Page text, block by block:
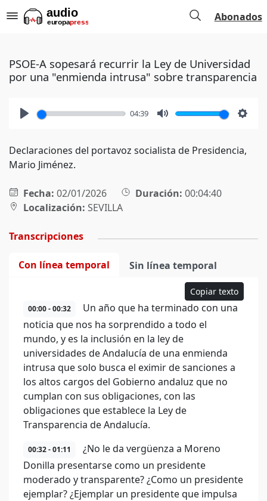
Abonados
PSOE-A sopesará recurrir la Ley de Universidad
por una "enmienda intrusa" sobre transparencia
04:39
Declaraciones del portavoz socialista de Presidencia,
Mario Jiménez.
Fecha: 02/01/2026 Duración: 00:04:40
Localización: SEVILLA
Transcripciones
Con línea temporal Sin línea temporal
Copiar texto
00:00 - 00:32
Un año que ha terminado con una
noticia que nos ha sorprendido a todo el
mundo, y es la inclusión en la ley de
universidades de Andalucía de una enmienda
intrusa que solo busca el eximir de sanciones a
los altos cargos del Gobierno andaluz que no
cumplan con sus obligaciones, con las
obligaciones que establece la Ley de
Transparencia de Andalucía.
00:32 - 01:11
¿No le da vergüenza a Moreno
Donilla presentarse como un presidente
moderado y transparente? ¿Como un presidente
ejemplar? ¿Ejemplar un presidente que impulsa